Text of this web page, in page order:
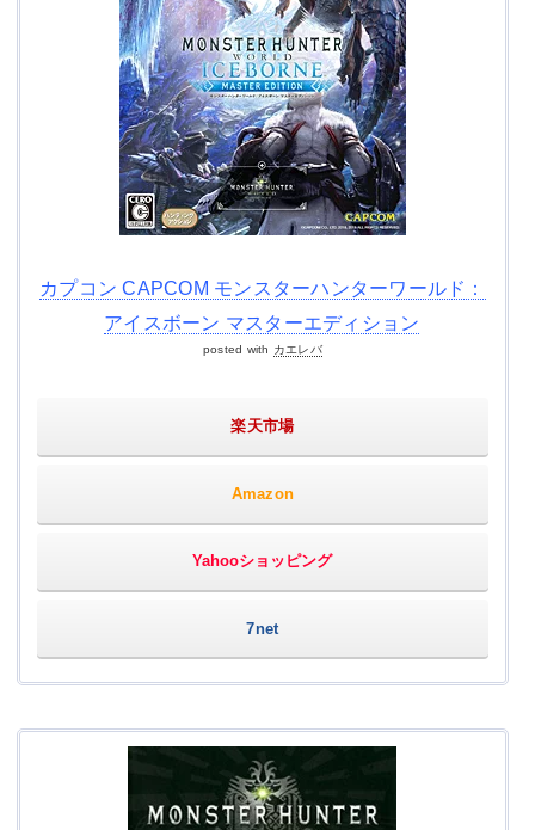
カプコン CAPCOM モンスターハンターワールド：
アイスボーン マスターエディション
posted with カエレバ
楽天市場
Amazon
Yahooショッピング
7net